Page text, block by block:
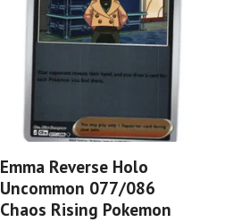
Emma Reverse Holo
Uncommon 077/086
Chaos Rising Pokemon